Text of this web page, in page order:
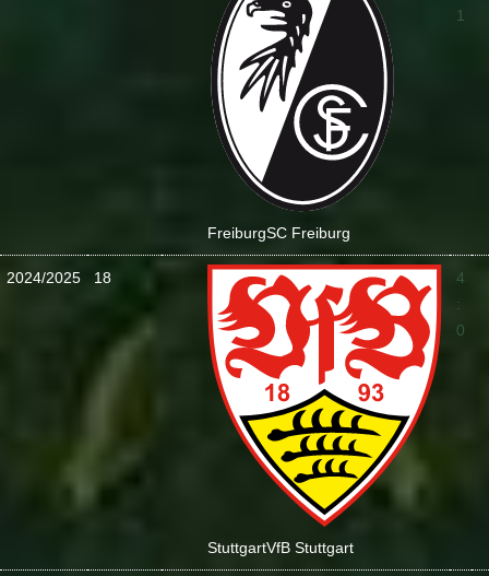
FreiburgSC Freiburg
1
2024/2025 18
StuttgartVfB Stuttgart
4
:
0